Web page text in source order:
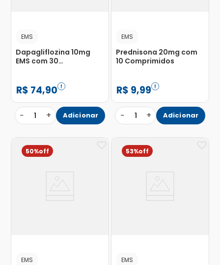
EMS
Dapagliflozina 10mg
EMS com 30
R$ 74,90
− 1 + Adicionar
EMS
Prednisona 20mg com
10 Comprimidos
R$ 9,99
− 1 + Adicionar
50%
EMS
53%
EMS